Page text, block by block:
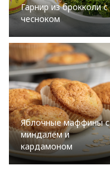
Гарнир из брокколи с
чесноком
Яблочные маффины с
миндалем и
кардамоном